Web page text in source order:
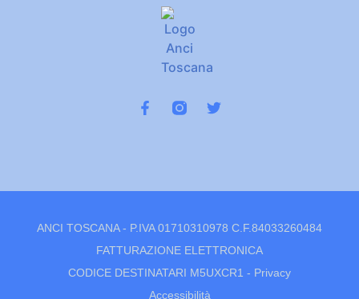
ANCI TOSCANA - P.IVA 01710310978 C.F.84033260484
FATTURAZIONE ELETTRONICA
CODICE DESTINATARI M5UXCR1 - Privacy
Accessibilità